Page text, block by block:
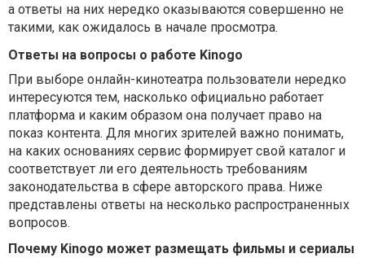
а ответы на них нередко оказываются совершенно не
такими, как ожидалось в начале просмотра.
Ответы на вопросы о работе Kinogo
При выборе онлайн-кинотеатра пользователи нередко
интересуются тем, насколько официально работает
платформа и каким образом она получает право на
показ контента. Для многих зрителей важно понимать,
на каких основаниях сервис формирует свой каталог и
соответствует ли его деятельность требованиям
законодательства в сфере авторского права. Ниже
представлены ответы на несколько распространенных
вопросов.
Почему Kinogo может размещать фильмы и сериалы